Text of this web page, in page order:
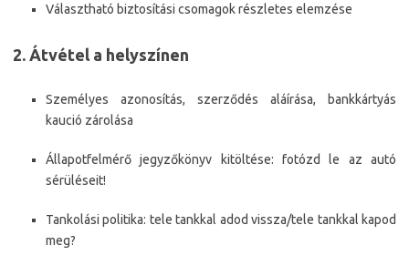
Választható biztosítási csomagok részletes elemzése
2. Átvétel a helyszínen
Személyes azonosítás, szerződés aláírása, bankkártyás
kaució zárolása
Állapotfelmérő jegyzőkönyv kitöltése: fotózd le az autó
sérüléseit!
Tankolási politika: tele tankkal adod vissza/tele tankkal kapod
meg?